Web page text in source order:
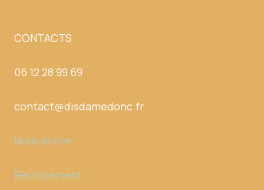
CONTACTS
06 12 28 99 69
contact@disdamedonc.fr
Nous écrire
Recrutement